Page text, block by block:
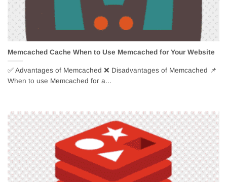
Memcached Cache When to Use Memcached for Your Website
✅ Advantages of Memcached ❌ Disadvantages of Memcached 📌
When to use Memcached for a...